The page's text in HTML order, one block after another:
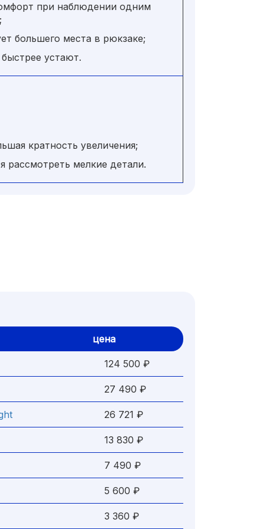
при наблюдении одним
большего места в рюкзаке;
быстрее устают.
кратность увеличения;
рассмотреть мелкие детали.
цена
124 500 ₽
27 490 ₽
26 721 ₽
13 830 ₽
7 490 ₽
5 600 ₽
3 360 ₽